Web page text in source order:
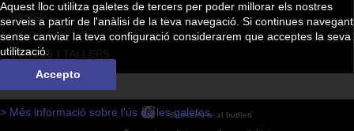
Aquest lloc utilitza galetes de tercers per poder millorar els nostres
serveis a partir de l'anàlisi de la teva navegació. Si continues navegant
sense canviar la teva configuració considerarem que acceptes la seva
utilització.
Accepto
> Més informació sobre l'ús de les galetes
Agenda
CURSOS I TALLERS
Subscriu-te al butlletí